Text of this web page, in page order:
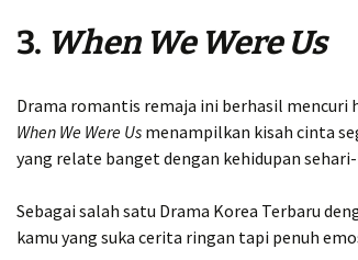
3. When We Were Us
Drama romantis remaja ini berhasil
When We Were Us menampilkan kisah cinta
yang relate banget dengan kehidupan
Sebagai salah satu Drama Korea Terbaru
kamu yang suka cerita ringan tapi penuh